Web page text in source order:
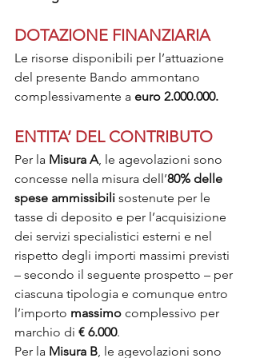
DOTAZIONE FINANZIARIA
Le risorse disponibili per l’attuazione
del presente Bando ammontano
complessivamente a euro 2.000.000.
ENTITA’ DEL CONTRIBUTO
Per la Misura A , le agevolazioni sono
concesse nella misura dell’80% delle
spese ammissibili sostenute per le
tasse di deposito e per l’acquisizione
dei servizi specialistici esterni e nel
rispetto degli importi massimi previsti
– secondo il seguente prospetto – per
ciascuna tipologia e comunque entro
l’importo massimo complessivo per
marchio di € 6.000.
Per la Misura B , le agevolazioni sono